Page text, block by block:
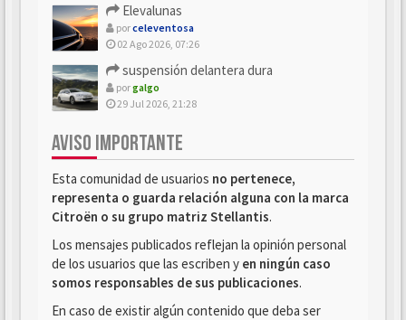
Elevalunas
porceleventosa
02 Ago 2026, 07:26
suspensión delantera dura
porgalgo
29 Jul 2026, 21:28
AVISO IMPORTANTE
Esta comunidad de usuarios no pertenece,
representa o guarda relación alguna con la marca
Citroën o su grupo matriz Stellantis.
Los mensajes publicados reflejan la opinión personal
de los usuarios que las escriben y en ningún caso
somos responsables de sus publicaciones.
En caso de existir algún contenido que deba ser